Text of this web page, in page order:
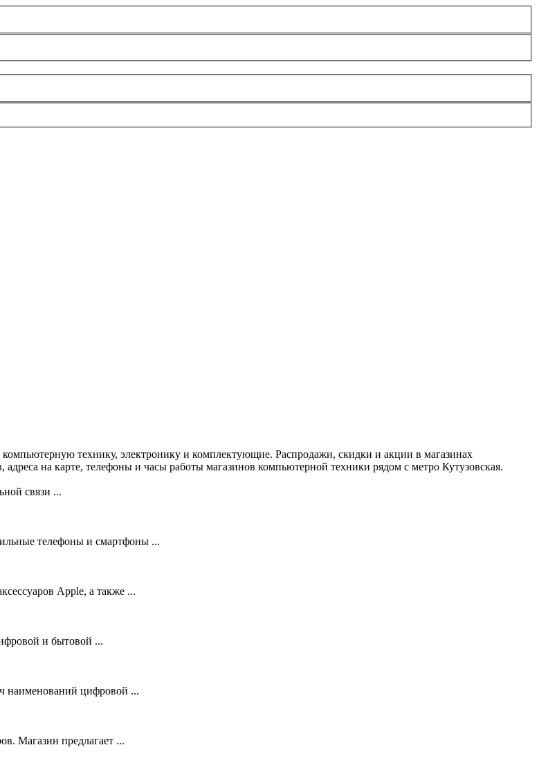
технику, электронику и комплектующие. Распродажи, скидки и акции в магазинах
на карте, телефоны и часы работы магазинов компьютерной техники рядом с метро Кутузовская.
связи ...
телефоны и смартфоны ...
Apple, а также ...
и бытовой ...
наименований цифровой ...
Магазин предлагает ...